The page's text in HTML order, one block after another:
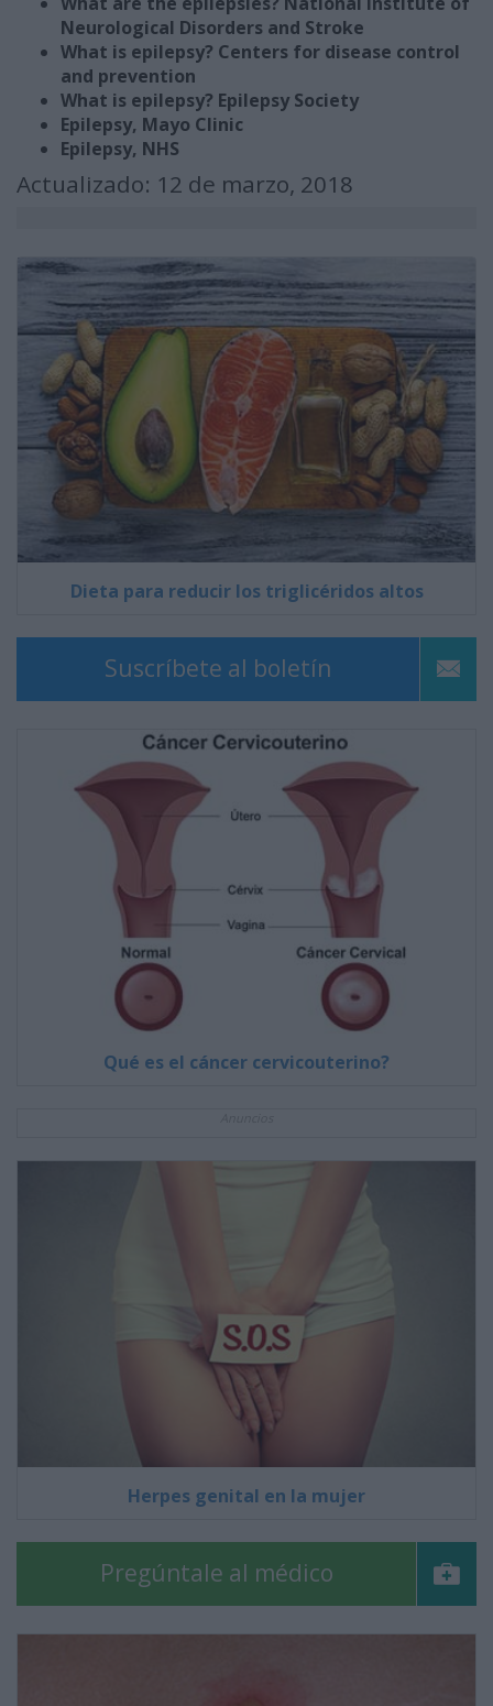
Neurological Disorders and Stroke
What is epilepsy? Centers for disease control
and prevention
What is epilepsy? Epilepsy Society
Epilepsy, Mayo Clinic
Epilepsy, NHS
Actualizado: 12 de marzo, 2018
Dieta para reducir los triglicéridos altos
Suscríbete al boletín
Qué es el cáncer cervicouterino?
Herpes genital en la mujer
Pregúntale al médico